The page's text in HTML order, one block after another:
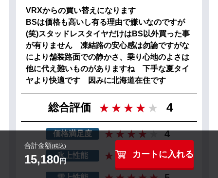
合計金額(税込)
15,180円
カートに入れる
VRXからの買い替えになります
BSは価格も高いし有る理由で嫌いなのですが
(笑)スタッドレスタイヤだけはBS以外買った事
が有りません 凍結路の安心感は勿論ですがな
により舗装路面での静かさ、乗り心地のよさは
他に代え難いものがありますね 下手な夏タイ
ヤより快適です 因みに北海道在住です
総合評価 4
価格満足度 4
氷上性能 5